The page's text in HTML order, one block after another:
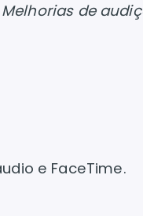
Melhorias de
e FaceTime.